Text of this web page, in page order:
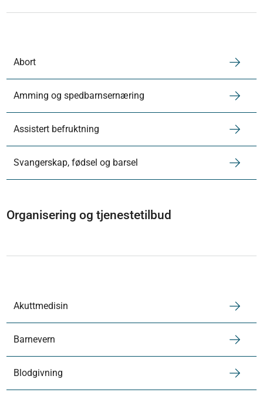
Abort
Amming og spedbarnsernæring
Assistert befruktning
Svangerskap, fødsel og barsel
Organisering og tjenestetilbud
Akuttmedisin
Barnevern
Blodgivning